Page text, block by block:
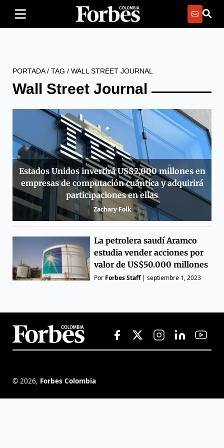
PORTADA/ TAG / WALL STREET JOURNAL
Wall Street Journal
Estados Unidos invertirá US$2,000 millones en
empresas de computación cuántica y adquirirá
participaciones en ellas
Zachary Folk
La petrolera saudí Aramco
estudia vender acciones por
valor de US$50.000 millones
Por Forbes Staff|septiembre 1, 2023
© 2026, Forbes Colombia